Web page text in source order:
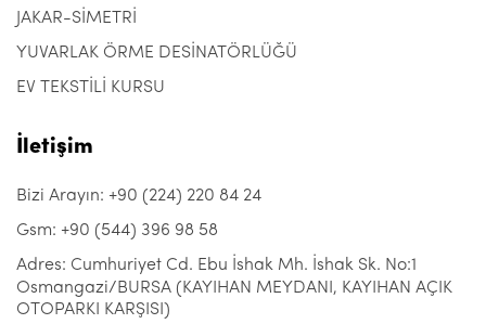
JAKAR-SİMETRİ
YUVARLAK ÖRME DESİNATÖRLÜĞÜ
EV TEKSTİLİ KURSU
İletişim
Bizi Arayın: +90 (224) 220 84 24
Gsm: +90 (544) 396 98 58
Adres: Cumhuriyet Cd. Ebu İshak Mh. İshak Sk. No:1
Osmangazi/BURSA (KAYIHAN MEYDANI, KAYIHAN AÇIK
OTOPARKI KARŞISI)